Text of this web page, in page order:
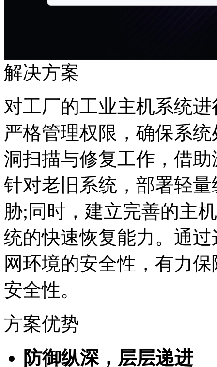
解决方案
对工厂的工业主机系统进
严格管理权限，确保
洞扫描与修复工作，
针对老旧系统，部署
胁;同时，建立完善的主
统的快速恢复能力。通过
网环境的安全性，有
安全性。
方案优势
防御纵深，层层递进